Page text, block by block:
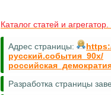
Каталог статей и
Адрес страницы:
русский.события_90х/
Разработка страницы